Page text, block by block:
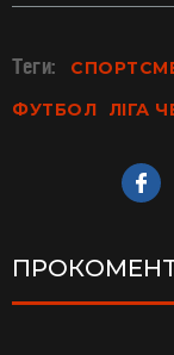
Теги:
ФУТБОЛ
ЛІГА